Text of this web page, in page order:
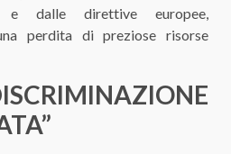
e dalle direttive europee,
perdita di preziose risorse